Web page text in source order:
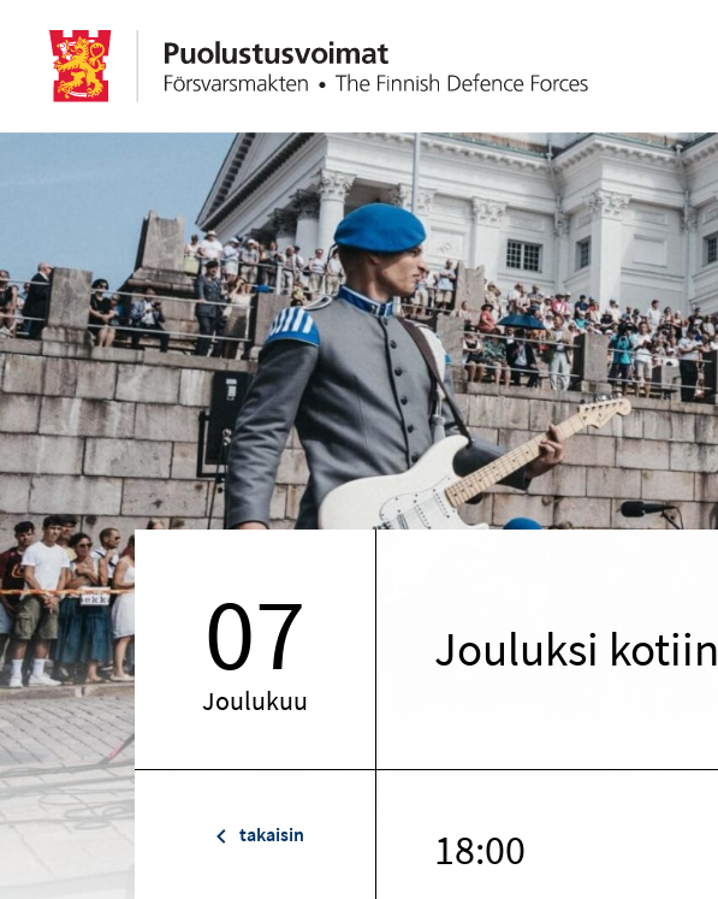
07
Joulukuu
Jouluksi kotiin
takaisin 18:00